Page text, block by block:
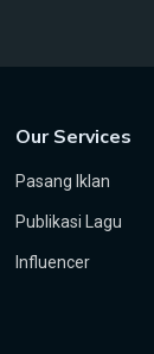
Our Services
Pasang Iklan
Publikasi Lagu
Influencer